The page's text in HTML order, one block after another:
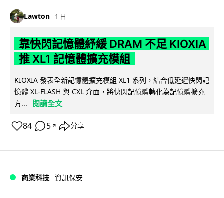
Lawton 1 日
靠快閃記憶體紓緩 DRAM 不足 KIOXIA
推 XL1 記憶體擴充模組
KIOXIA 發表全新記憶體擴充模組 XL1 系列，結合低延遲快閃記
憶體 XL-FLASH 與 CXL 介面，將快閃記憶體轉化為記憶體擴充
方...
閱讀全文
84 5 ↗ 分享
商業科技 資訊保安